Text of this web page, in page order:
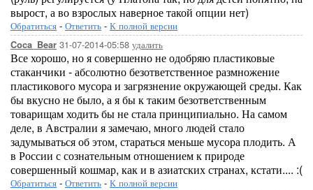
вырост, а во взрослых наверное такой опции нет)
Обратиться - Ответить - К полной версии
Coca_Bear 31-07-2014-05:58 удалить
Все хорошо, но я совершенно не одобряю пластиковые
стаканчики - абсолютно безответственное размножение
пластикового мусора и загрязнение окружающей среды. Как
бы вкусно не было, а я бы к таким безответственным
товарищам ходить бы не стала принципиально. На самом
деле, в Австралии я замечаю, много людей стало
задумываться об этом, стараться меньше мусора плодить. А
в России с сознательным отношением к природе
совершенный кошмар, как и в азиатских странах, кстати.... :(
Обратиться - Ответить - К полной версии